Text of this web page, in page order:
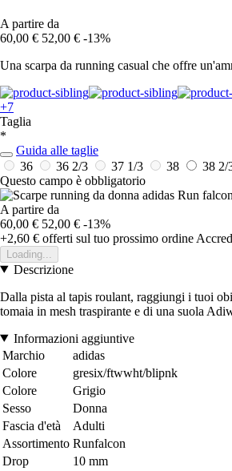
A partire da
60,00 € 52,00 € -13%
Una scarpa da running casual che offre
+7
Taglia
*
Guida alle taglie
36
36 2/3 37 1/3 38 38 2/
Questo campo è obbligatorio
A partire da
60,00 € 52,00 € -13%
+2,60 € offerti sul tuo prossimo ordine
Loading...
Descrizione
Dalla pista al tapis roulant, raggiungi i tuoi
tomaia in mesh traspirante e di una suola
Informazioni aggiuntive
Marchio
adidas
Colore
gresix/ftwwht/blipnk
Colore
Grigio
Sesso
Donna
Fascia d'età
Adulti
Assortimento Runfalcon
Drop
10 mm